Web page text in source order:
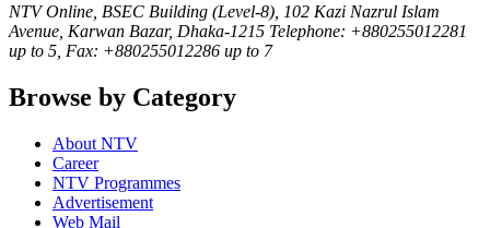
NTV Online, BSEC Building (Level-8), 102 Kazi Nazrul Islam
Avenue, Karwan Bazar, Dhaka-1215 Telephone: +880255012281
up to 5, Fax: +880255012286 up to 7
Browse by Category
About NTV
Career
NTV Programmes
Advertisement
Web Mail